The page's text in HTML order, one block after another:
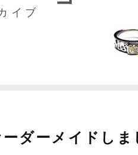
イブ
ダーメイドしま